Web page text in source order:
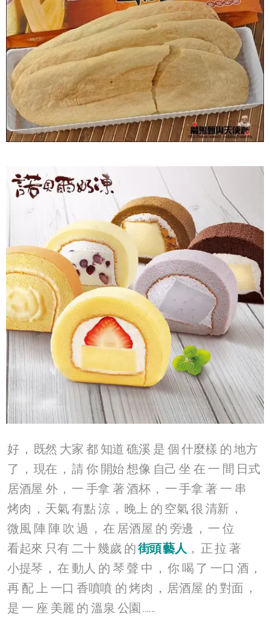
好 ， 既然 大家 都 知道 礁溪 是 個 什麼樣 的地方
了 ， 現在 ， 請 你 開始想像 自己 坐 在 一 間 日式
居酒屋 外 ， 一 手拿 著酒杯 ， 一手拿 著 一 串
烤肉 ， 天氣 有點涼 ， 晚上 的 空氣 很 清新 ，
微風 陣 陣 吹過 ， 在 居酒屋 的 旁邊 ， 一 位
看起來 只有 二十 幾歲 的街頭藝人， 正拉 著
小提琴 ， 在 動人 的 琴 聲 中 ， 你 喝 了 一口 酒 ，
再 配上 一口 香噴噴 的烤肉 ， 居酒屋 的 對面 ，
是 一 座 美麗 的 溫泉 公園 ......